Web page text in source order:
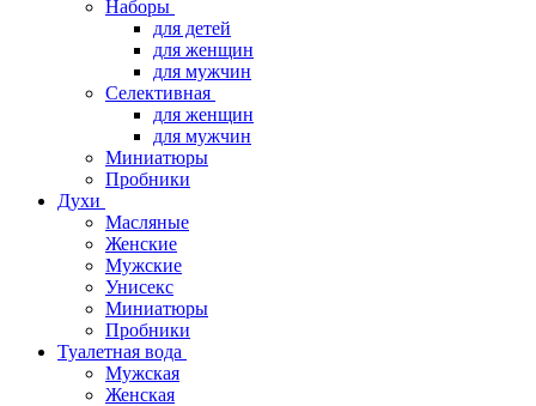
Наборы
для детей
для женщин
для мужчин
Селективная
для женщин
для мужчин
Миниатюры
Пробники
Духи
Масляные
Женские
Мужские
Унисекс
Миниатюры
Пробники
Туалетная вода
Мужская
Женская